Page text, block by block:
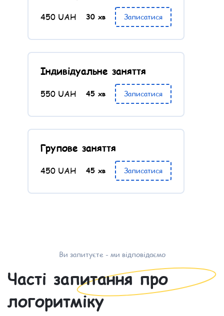
450 UAH 30 хв Записатися
Індивідуальне заняття
550 UAH 45 хв Записатися
Групове заняття
450 UAH 45 хв Записатися
Ви запитуєте - ми відповідаємо
Часті запитання про
логоритміку